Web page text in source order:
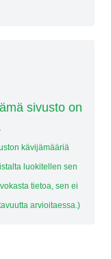
sivusto on
kävijämääriä
luokitellen sen
tietoa, sen ei
arvioitaessa.)